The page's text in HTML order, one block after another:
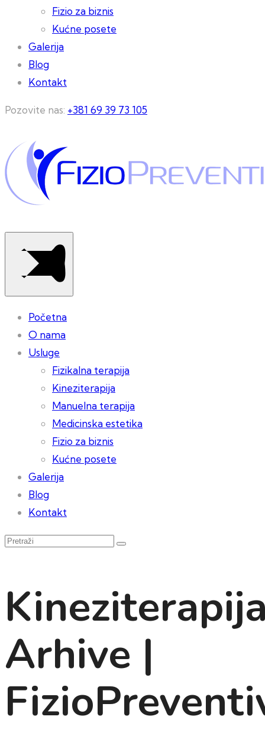
Fizio za biznis
Kućne posete
Galerija
Blog
Kontakt
Pozovite nas: +381 69 39 73 105
Početna
O nama
Usluge
Fizikalna terapija
Kineziterapija
Manuelna terapija
Medicinska estetika
Fizio za biznis
Kućne posete
Galerija
Blog
Kontakt
Arhive |